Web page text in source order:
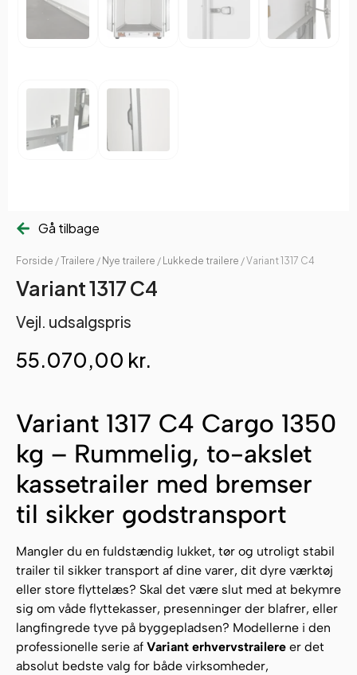
Gå tilbage
Forside /Trailere / Nye trailere / Lukkede trailere / Variant 1317 C4
Variant 1317 C4
Vejl. udsalgspris
55.070,00 kr.
Variant 1317 C4 Cargo 1350
kg – Rummelig, to-akslet
kassetrailer med bremser
til sikker godstransport
Mangler du en fuldstændig lukket, tør og utroligt stabil
trailer til sikker transport af dine varer, dit dyre værktøj
eller store flyttelæs? Skal det være slut med at bekymre
sig om våde flyttekasser, presenninger der blafrer, eller
langfingrede tyve på byggepladsen? Modellerne i den
professionelle serie af Variant erhvervstrailere er det
absolut bedste valg for både virksomheder,